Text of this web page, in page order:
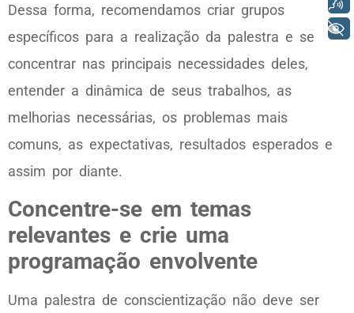
Dessa forma, recomendamos criar grupos
específicos para a realização da palestra e se
concentrar nas principais necessidades deles,
entender a dinâmica de seus trabalhos, as
melhorias necessárias, os problemas mais
comuns, as expectativas, resultados esperados e
assim por diante.
Concentre-se em temas
relevantes e crie uma
programação envolvente
Uma palestra de conscientização não deve ser
+ Acessibilidade